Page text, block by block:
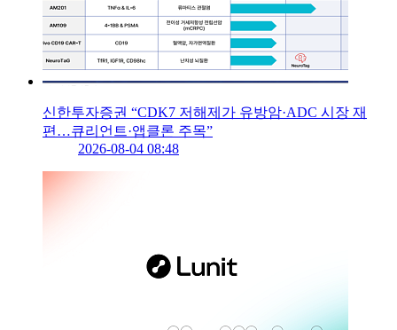
신한투자증권 “CDK7 저해제가 유방암·ADC 시장 재
편…큐리언트·앱클론 주목”
2026-08-04 08:48